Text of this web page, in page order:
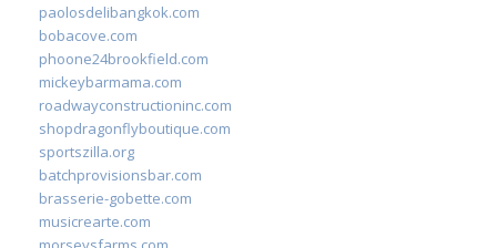
paolosdelibangkok.com
bobacove.com
phoone24brookfield.com
mickeybarmama.com
roadwayconstructioninc.com
shopdragonflyboutique.com
sportszilla.org
batchprovisionsbar.com
brasserie-gobette.com
musicrearte.com